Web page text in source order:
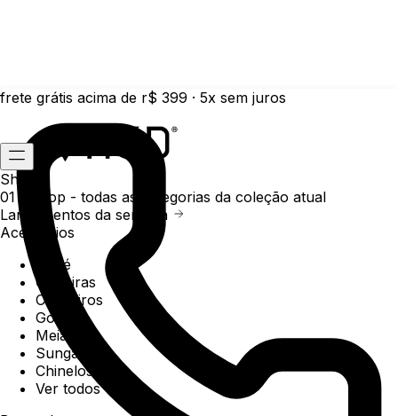
frete grátis acima de r$ 399 · 5x sem juros
Shop
01 /
Shop - todas as categorias da coleção atual
Lançamentos da semana
Acessórios
Boné
Carteiras
Chaveiros
Gorros
Meias
Sunga
Chinelos
Ver todos